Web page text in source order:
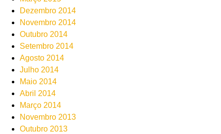
Dezembro 2014
Novembro 2014
Outubro 2014
Setembro 2014
Agosto 2014
Julho 2014
Maio 2014
Abril 2014
Março 2014
Novembro 2013
Outubro 2013